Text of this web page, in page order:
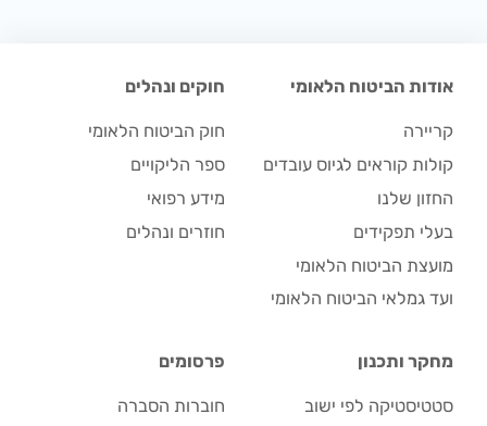
אודות הביטוח הלאומי
קריירה
קולות קוראים לגיוס עובדים
החזון שלנו
בעלי תפקידים
מועצת הביטוח הלאומי
ועד גמלאי הביטוח הלאומי
חוקים ונהלים
חוק הביטוח הלאומי
ספר הליקויים
מידע רפואי
חוזרים ונהלים
מחקר ותכנון
סטטיסטיקה לפי ישוב
פרסומים
חוברות הסברה